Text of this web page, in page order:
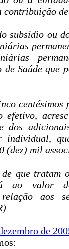
contribuição
subsídio ou
Saúde que
centésimos
dos
individual,
(dez) mil
que tratam
ao valor
aos
de